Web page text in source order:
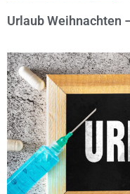
Urlaub Weihnachten